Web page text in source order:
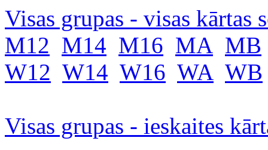
Visas grupas - visas kārtas
M12 M14 M16 MA MB
W12 W14 W16 WA WB
Visas grupas - ieskaites